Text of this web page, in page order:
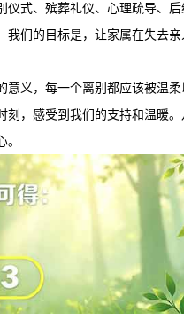
式、殡葬礼仪、心理疏导、
们的目标是，让家属在失去
义，每一个离别都应该被温
，感受到我们的支持和温暖。